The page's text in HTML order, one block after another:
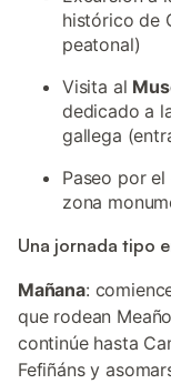
histórico de
peatonal)
Visita al
dedicado a
gallega
Paseo por
zona
Una jornada tipo
Mañana:
que rodean
continúe hasta
Fefiñáns y